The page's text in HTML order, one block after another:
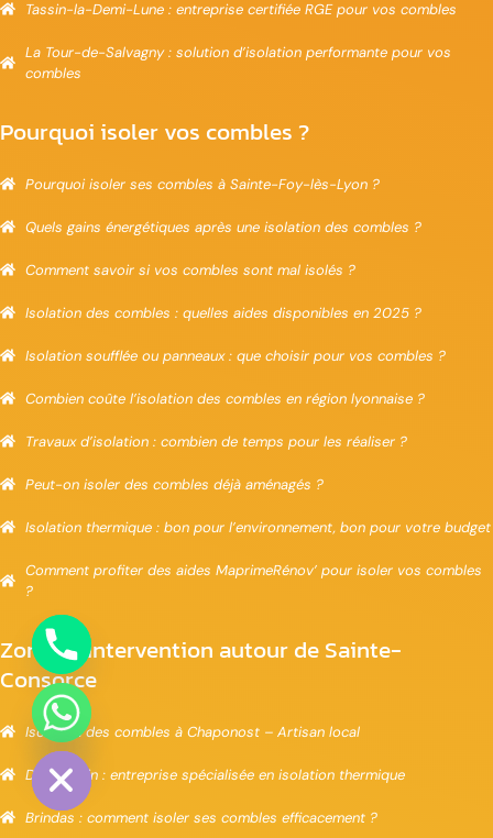
Tassin-la-Demi-Lune : entreprise certifiée RGE pour vos combles
La Tour-de-Salvagny : solution d’isolation performante pour vos
combles
Pourquoi isoler vos combles ?
Pourquoi isoler ses combles à Sainte-Foy-lès-Lyon ?
Quels gains énergétiques après une isolation des combles ?
Comment savoir si vos combles sont mal isolés ?
Isolation des combles : quelles aides disponibles en 2025 ?
Isolation soufflée ou panneaux : que choisir pour vos combles ?
Combien coûte l’isolation des combles en région lyonnaise ?
Travaux d’isolation : combien de temps pour les réaliser ?
Peut-on isoler des combles déjà aménagés ?
Isolation thermique : bon pour l’environnement, bon pour votre budget
Comment profiter des aides MaprimeRénov’ pour isoler vos combles
?
Zones d’intervention autour de Sainte-
Consorce
Isolation des combles à Chaponost – Artisan local
Dommartin : entreprise spécialisée en isolation thermique
Brindas : comment isoler ses combles efficacement ?
chaty